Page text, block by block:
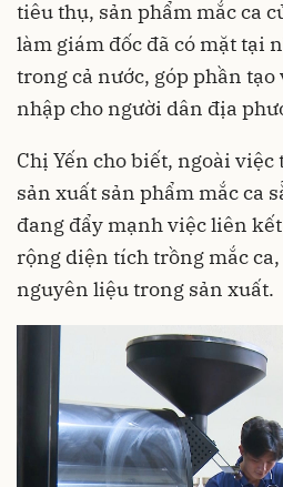
tiêu thụ, sản phẩm mắc ca
làm giám đốc đã có mặt tại
trong cả nước, góp phần
nhập cho người dân địa
Chị Yến cho biết, ngoài việc
sản xuất sản phẩm mắc ca
đang đẩy mạnh việc liên
rộng diện tích trồng mắc
nguyên liệu trong sản xuất.